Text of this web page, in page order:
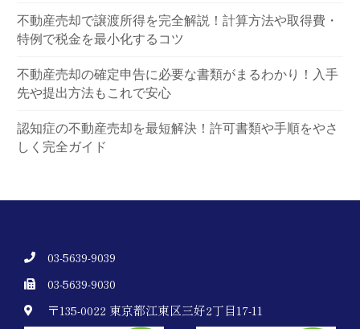
不動産売却で譲渡所得を完全解説！計算方法や取得費・
特例で税金を最小化するコツ
不動産売却の確定申告に必要な書類がまるわかり！入手
先や提出方法もこれで安心
認知症の不動産売却を最短解決！許可書類や手順をやさ
しく完全ガイド
03-5639-9039
03-5639-9030
〒135-0022 東京都江東区三好2丁目17-11